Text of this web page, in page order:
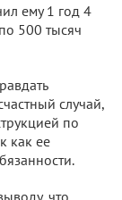
ему 1 год 4
500 тысяч
случай,
по
как ее
что